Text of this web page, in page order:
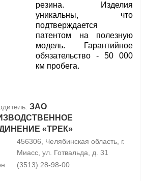
резина. Изделия
уникальны, что
подтверждается
патентом на полезную
модель. Гарантийное
обязательство - 50 000
км пробега.
ЗАО
«ТРЕК»
456306, Челябинская область, г.
Миасс, ул. Готвальда, д. 31
(3513) 28-98-00